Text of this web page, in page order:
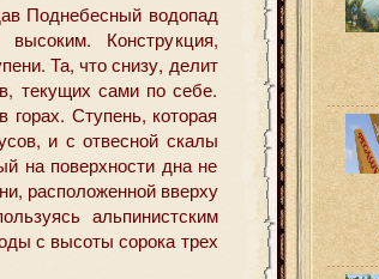
Поднебесный водопад
Конструкция,
Та, что снизу, делит
текущих сами по себе.
Ступень, которая
и с отвесной скалы
на поверхности дна не
расположенной вверху
альпинистским
с высоты сорока трех